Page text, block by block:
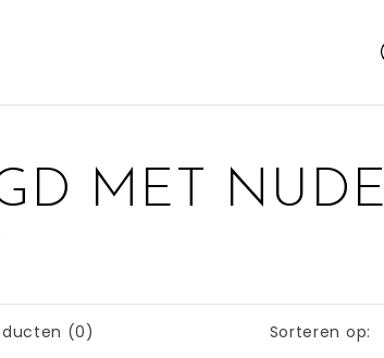
MET NUDE
(0) Sorteren op: